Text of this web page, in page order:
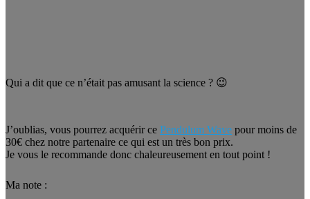
Qui a dit que ce n’était pas amusant la science ? 😉
J’oublias, vous pourrez acquérir ce Pendulum Wave pour moins de
30€ chez notre partenaire ce qui est un très bon prix.
Je vous le recommande donc chaleureusement en tout point !
Ma note :